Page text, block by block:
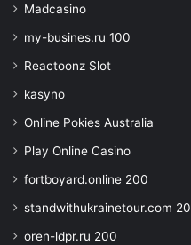
Madcasino
my-busines.ru 100
Reactoonz Slot
kasyno
Online Pokies Australia
Play Online Casino
fortboyard.online 200
standwithukrainetour.com 20
oren-ldpr.ru 200